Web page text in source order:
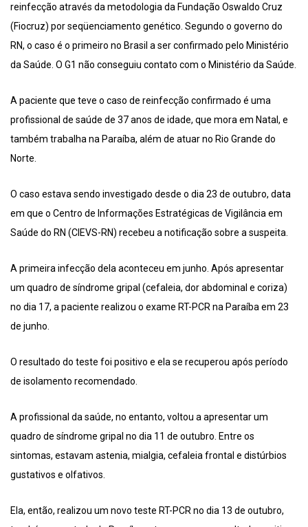
reinfecção através da metodologia da Fundação Oswaldo Cruz
(Fiocruz) por seqüenciamento genético. Segundo o governo do
RN, o caso é o primeiro no Brasil a ser confirmado pelo Ministério
da Saúde. O G1 não conseguiu contato com o Ministério da Saúde.
A paciente que teve o caso de reinfecção confirmado é uma
profissional de saúde de 37 anos de idade, que mora em Natal, e
também trabalha na Paraíba, além de atuar no Rio Grande do
Norte.
O caso estava sendo investigado desde o dia 23 de outubro, data
em que o Centro de Informações Estratégicas de Vigilância em
Saúde do RN (CIEVS-RN) recebeu a notificação sobre a suspeita.
A primeira infecção dela aconteceu em junho. Após apresentar
um quadro de síndrome gripal (cefaleia, dor abdominal e coriza)
no dia 17, a paciente realizou o exame RT-PCR na Paraíba em 23
de junho.
O resultado do teste foi positivo e ela se recuperou após período
de isolamento recomendado.
A profissional da saúde, no entanto, voltou a apresentar um
quadro de síndrome gripal no dia 11 de outubro. Entre os
sintomas, estavam astenia, mialgia, cefaleia frontal e distúrbios
gustativos e olfativos.
Ela, então, realizou um novo teste RT-PCR no dia 13 de outubro,